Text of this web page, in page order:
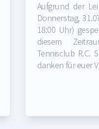
Aufgrund der
Donnerstag,
18:00 Uhr)
diesem
Tennisclub R.C.
danken für euer